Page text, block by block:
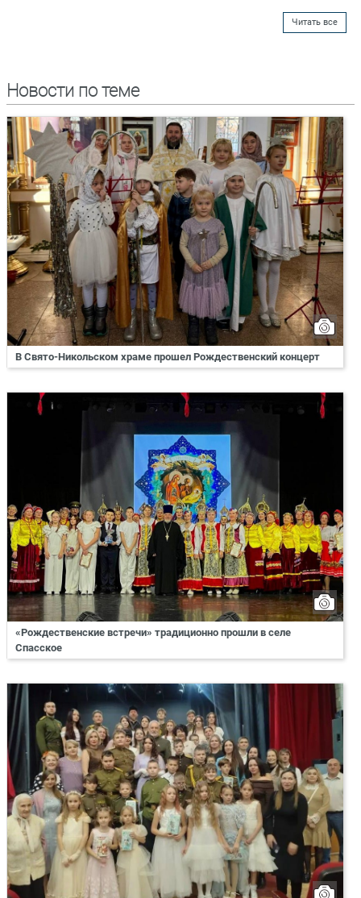
Читать все
Новости по теме
В Свято-Никольском храме прошел Рождественский концерт
«Рождественские встречи» традиционно прошли в селе
Спасское